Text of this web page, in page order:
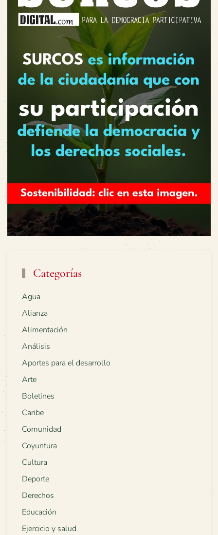
Categorías
Agua
Alianza
Alimentación
Análisis
Aportes para el desarrollo
Arte
Boletines
Caribe
Comunidad
Coyuntura
Cultura
Deporte
Derechos
Educación
Ejercicio y salud